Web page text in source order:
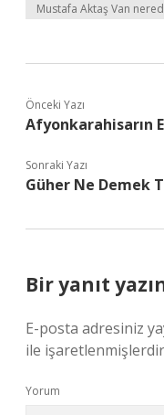
Mustafa Aktaş Van
Önceki Yazı
Afyonkarahisarın
Sonraki Yazı
Güher Ne Demek
Bir yanıt
E-posta adresiniz
ile işaretlenmişlerdir
Yorum